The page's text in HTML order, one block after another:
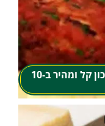
קציצות טונה עם איולי לימון: מתכון קל ומהיר ב-10